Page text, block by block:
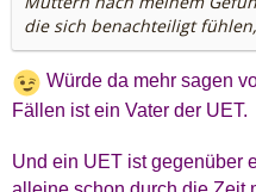
die sich benachteiligt fühlen,
Würde da mehr sagen
Fällen ist ein Vater der UET.
Und ein UET ist gegenüber